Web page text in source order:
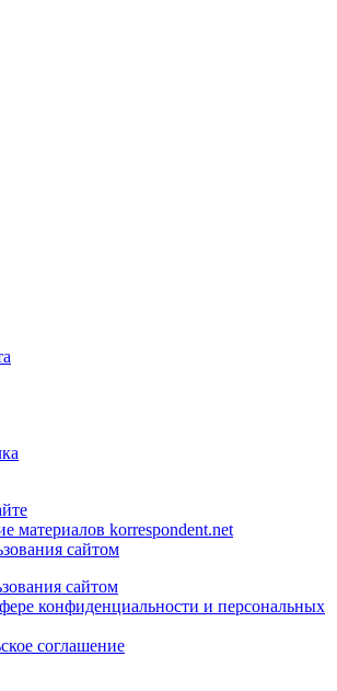
материалов korrespondent.net
сайтом
сайтом
конфиденциальности и персональных
соглашение